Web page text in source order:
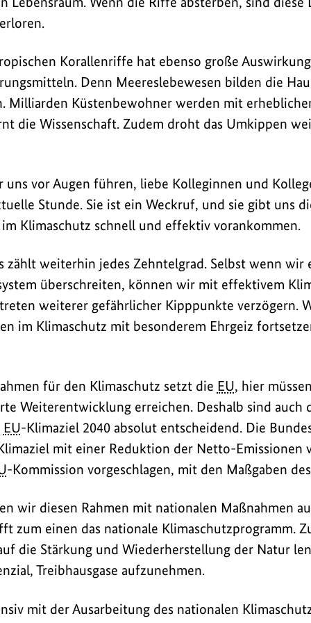
Korallenriffe hat ebenso große
Denn Meereslebewesen bilden die
Milliarden Küstenbewohner werden mit
die Wissenschaft. Zudem droht das Umkippen
uns vor Augen führen, liebe Kolleginnen und
Stunde. Sie ist ein Weckruf, und sie gibt uns
Klimaschutz schnell und effektiv vorankommen.
zählt weiterhin jedes Zehntelgrad. Selbst wenn wir
überschreiten, können wir mit effektivem
weiterer gefährlicher Kipppunkte verzögern.
im Klimaschutz mit besonderem Ehrgeiz
für den Klimaschutz setzt die EU, hier
Weiterentwicklung erreichen. Deshalb sind auch
EU-Klimaziel 2040 absolut entscheidend. Die
mit einer Reduktion der Netto-Emissionen
-Kommission vorgeschlagen, mit den Maßgaben
wir diesen Rahmen mit nationalen Maßnahmen
zum einen das nationale Klimaschutzprogramm.
die Stärkung und Wiederherstellung der Natur
Treibhausgase aufzunehmen.
mit der Ausarbeitung des nationalen